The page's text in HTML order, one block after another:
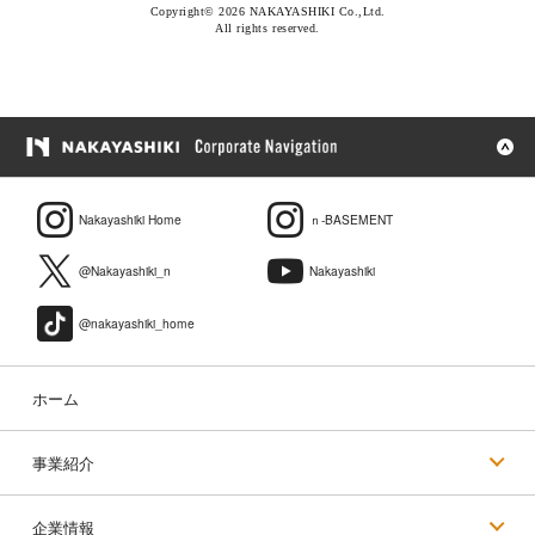
Copyright© 2026 NAKAYASHIKI Co.,Ltd.
All rights reserved.
Nakayashiki Home ｎ-BASEMENT
@Nakayashiki_n Nakayashiki
@nakayashiki_home
ホーム
事業紹介
企業情報